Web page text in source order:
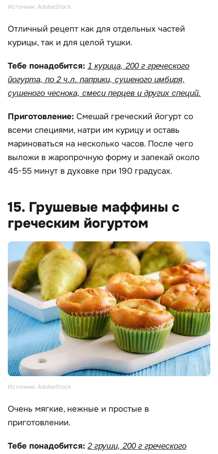
Источник: AdobeStock
Отличный рецепт как для отдельных частей
курицы, так и для целой тушки.
Тебе понадобится: 1 курица, 200 г греческого
йогурта, по 2 ч.л. паприки, сушеного имбиря,
сушеного чеснока, смеси перцев и других специй.
Приготовление: Смешай греческий йогурт со
всеми специями, натри им курицу и оставь
мариноваться на несколько часов. После чего
выложи в жаропрочную форму и запекай около
45-55 минут в духовке при 190 градусах.
15. Грушевые маффины с
греческим йогуртом
Источник: AdobeStock
Очень мягкие, нежные и простые в
приготовлении.
Тебе понадобится: 2 груши, 200 г греческого